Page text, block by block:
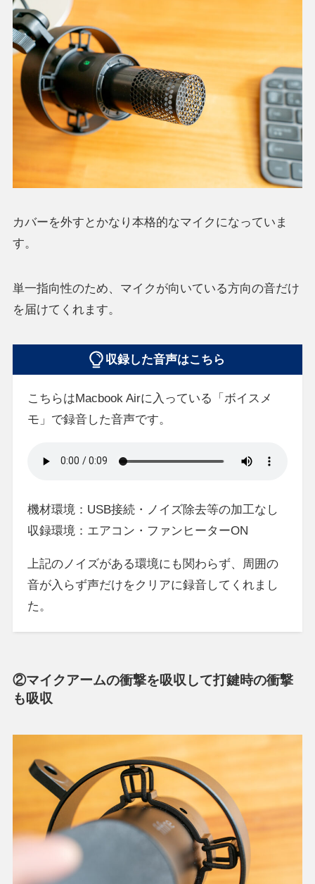
カバーを外すとかなり本格的なマイクになっていま
す。
単一指向性のため、マイクが向いている方向の音だけ
を届けてくれます。
収録した音声はこちら
こちらはMacbook Airに入っている「ボイスメ
モ」で録音した音声です。
機材環境：USB接続・ノイズ除去等の加工なし
収録環境：エアコン・ファンヒーターON
上記のノイズがある環境にも関わらず、周囲の
音が入らず声だけをクリアに録音してくれまし
た。
②マイクアームの衝撃を吸収して打鍵時の衝撃
も吸収